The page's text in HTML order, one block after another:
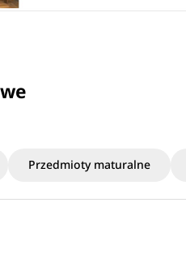
Przedmioty maturalne